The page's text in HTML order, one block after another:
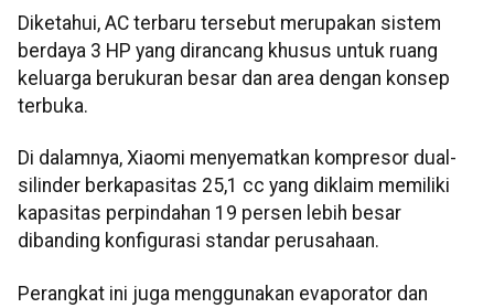
Diketahui, AC terbaru tersebut merupakan sistem
berdaya 3 HP yang dirancang khusus untuk ruang
keluarga berukuran besar dan area dengan konsep
terbuka.
Di dalamnya, Xiaomi menyematkan kompresor dual-
silinder berkapasitas 25,1 cc yang diklaim memiliki
kapasitas perpindahan 19 persen lebih besar
dibanding konfigurasi standar perusahaan.
Perangkat ini juga menggunakan evaporator dan